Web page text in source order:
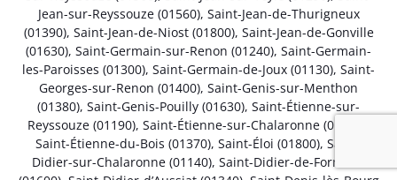
Jean-sur-Reyssouze (01560), Saint-Jean-de-Thurigneux
(01390), Saint-Jean-de-Niost (01800), Saint-Jean-de-Gonville
(01630), Saint-Germain-sur-Renon (01240), Saint-Germain-
les-Paroisses (01300), Saint-Germain-de-Joux (01130), Saint-
Georges-sur-Renon (01400), Saint-Genis-sur-Menthon
(01380), Saint-Genis-Pouilly (01630), Saint-Étienne-sur-
Reyssouze (01190), Saint-Étienne-sur-Chalaronne (01140)
Saint-Étienne-du-Bois (01370), Saint-Éloi (01800), Saint-
Didier-sur-Chalaronne (01140), Saint-Didier-de-Formans